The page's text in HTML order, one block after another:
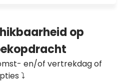
op
en/of vertrekdag of
⤵️